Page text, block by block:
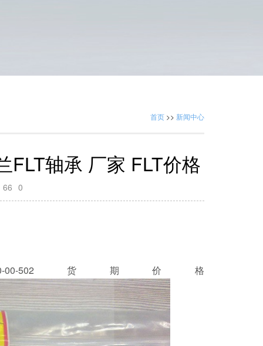
首页>> 新闻中心
FLT轴承 厂家 FLT价格
66 0
502货期价格